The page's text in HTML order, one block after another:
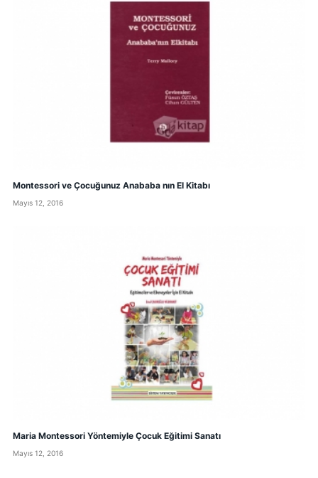
Montessori ve Çocuğunuz Anababa nın El Kitabı
Mayıs 12, 2016
Maria Montessori Yöntemiyle Çocuk Eğitimi Sanatı
Mayıs 12, 2016